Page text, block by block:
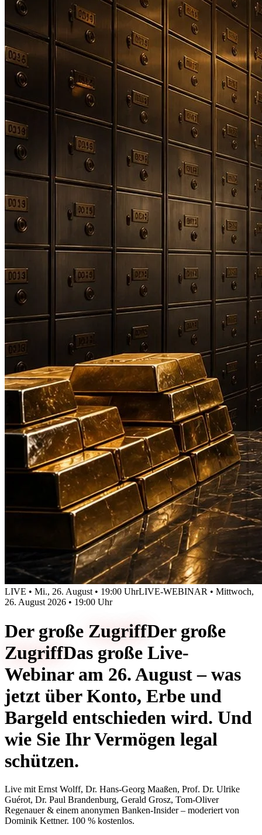
LIVE • Mi., 26. August • 19:00 UhrLIVE-WEBINAR • Mittwoch,
26. August 2026 • 19:00 Uhr
Der große ZugriffDer große
ZugriffDas große Live-
Webinar am 26. August – was
jetzt über Konto, Erbe und
Bargeld entschieden wird. Und
wie Sie Ihr Vermögen legal
schützen.
Live mit Ernst Wolff, Dr. Hans-Georg Maaßen, Prof. Dr. Ulrike
Guérot, Dr. Paul Brandenburg, Gerald Grosz, Tom-Oliver
Regenauer & einem anonymen Banken-Insider– moderiert von
Dominik Kettner. 100 % kostenlos.